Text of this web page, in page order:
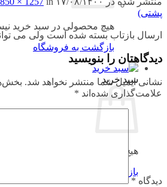
هیچ محصولی در سبد خرید
بازگشت به فروشگاه
سبد خرید
هیچ محصولی در سبد خرید نیست.
بازگشت به فروشگاه
پشتی)
ارسال بازتاب بسته شده است ولی می
دیدگاهتان را بنویسید
نشانی ایمیل شما منتشر نخواهد شد.
علامت‌گذاری شده‌اند *
دیدگاه *